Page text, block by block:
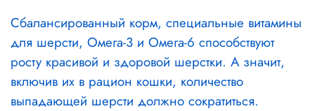
Сбалансированный корм, специальные витамины
для шерсти, Омега-3 и Омега-6 способствуют
росту красивой и здоровой шерстки. А значит,
включив их в рацион кошки, количество
выпадающей шерсти должно сократиться.